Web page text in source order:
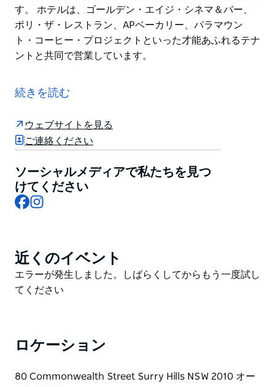
す。 ホテルは、ゴールデン・エイジ・シネマ＆バー、
ポリ・ザ・レストラン、APベーカリー、パラマウン
ト・コーヒー・プロジェクトといった才能あふれるテナ
ントと共同で営業しています。
ルズにあるパラマウント・ピクチャー・スタジオの旧本
社ビルに位置しています。全29室の客室は、伝統的な
バスルーム、フランス製のリネンシーツ、厳選されたア
ート作品など、細部にまでこだわったデザインが特徴で
ホテルは、ゴールデン・エイジ・シネマ＆バー、ポリ・
ザ・レストラン、APベーカリー、パラマウント・コー
続きを読む
ウェブサイトを見る
ご連絡ください
ソーシャルメディアで私たちを見つ
けてください
Facebook
Product
List
近くのイベント
Product
List
エラーが発生しました。しばらくしてからもう一度試し
てください
ロケーション
80 Commonwealth Street Surry Hills NSW 2010 オー